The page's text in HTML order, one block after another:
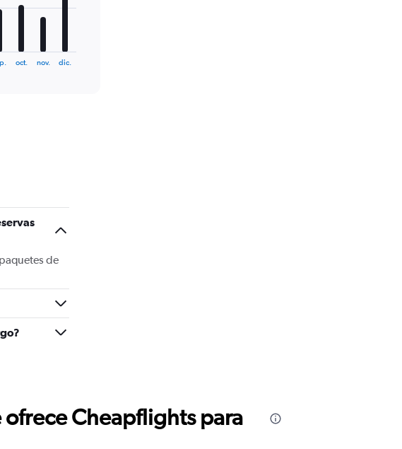
oct. nov. dic.
de
Cheapflights para